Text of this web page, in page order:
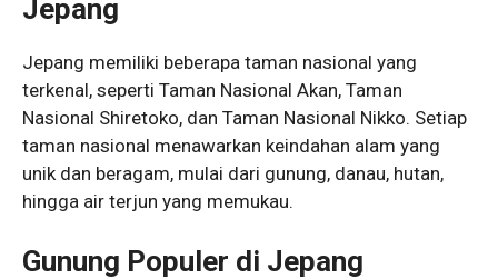
Jepang
Jepang memiliki beberapa taman nasional yang
terkenal, seperti Taman Nasional Akan, Taman
Nasional Shiretoko, dan Taman Nasional Nikko. Setiap
taman nasional menawarkan keindahan alam yang
unik dan beragam, mulai dari gunung, danau, hutan,
hingga air terjun yang memukau.
Gunung Populer di Jepang